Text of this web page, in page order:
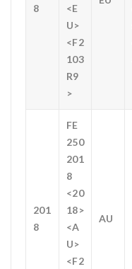
8
<E
U>
<F2
103
R9
>
201
8
FE
250
201
8
<20
18>
<A
U>
<F2
AU